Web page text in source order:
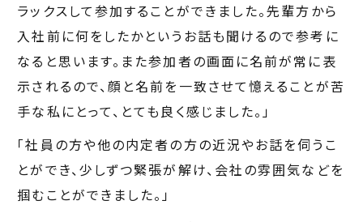
ラックスして参加することができました。先輩方から
入社前に何をしたかというお話も聞けるので参考に
なると思います。また参加者の画面に名前が常に表
示されるので、顔と名前を一致させて憶えることが苦
手な私にとって、とても良く感じました。」
「社員の方や他の内定者の方の近況やお話を伺うこ
とができ、少しずつ緊張が解け、会社の雰囲気などを
掴むことができました。」